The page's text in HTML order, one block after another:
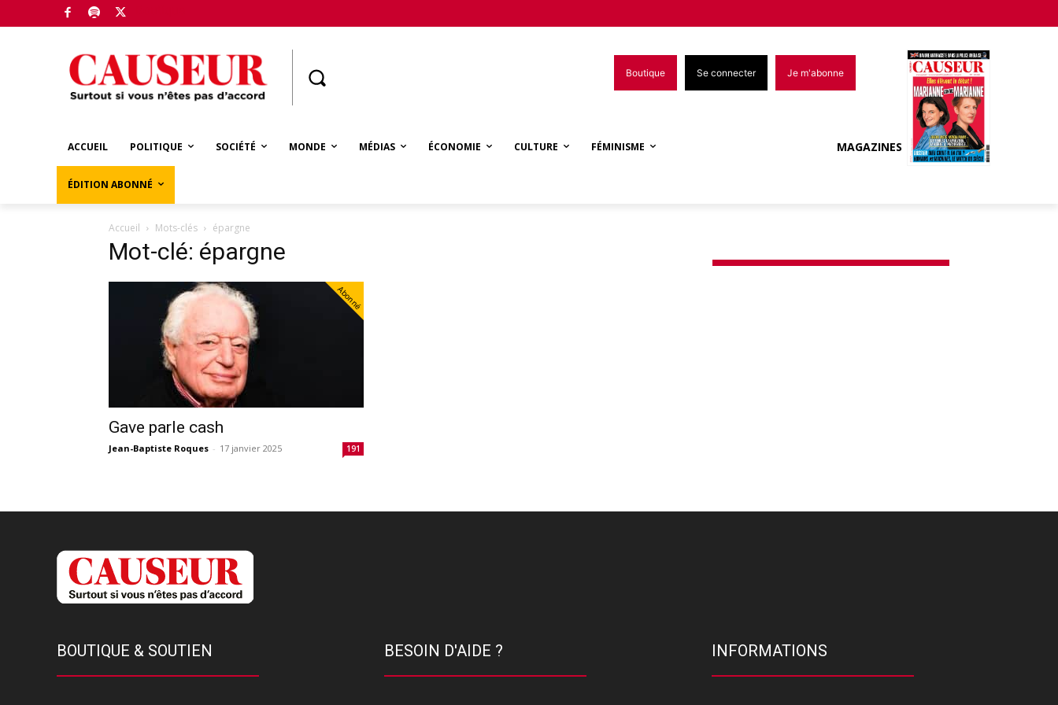
Boutique Se connecter Je m'abonne
ACCUEIL POLITIQUE SOCIÉTÉ MONDE MÉDIAS ÉCONOMIE CULTURE FÉMINISME
ÉDITION ABONNÉ
MAGAZINES
Accueil Mots-clés épargne
Mot-clé: épargne
Abonné
Gave parle cash
Jean-Baptiste Roques - 17 janvier 2025 191
BOUTIQUE & SOUTIEN BESOIN D'AIDE ? INFORMATIONS